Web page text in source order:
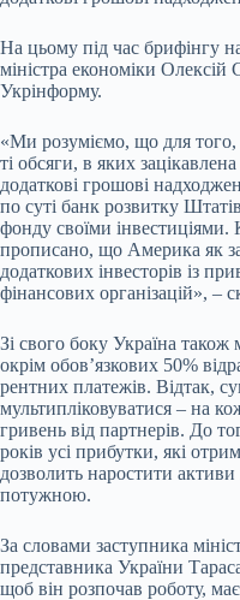
На цьому під час брифінгу
міністра економіки
Укрінформу.
«Ми розуміємо, що для
ті обсяги, в яких
додаткові грошові
по суті банк розвитку
фонду своїми інвестиціями.
прописано, що Америка як
додаткових інвесторів із
фінансових організацій», –
Зі свого боку Україна також
окрім обов’язкових 50%
рентних платежів. Відтак,
мультипліковуватися – на
гривень від партнерів. До
років усі прибутки, які
дозволить наростити активи
потужною.
За словами заступника
представника України
щоб він розпочав роботу,